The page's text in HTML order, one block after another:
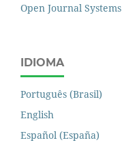
Open Journal Systems
IDIOMA
Português (Brasil)
English
Español (España)